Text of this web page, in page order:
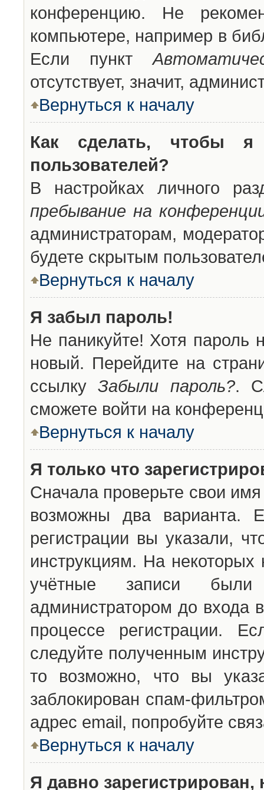
конференцию. Не
компьютере, например в
Если пункт
отсутствует, значит,
Вернуться к началу
Как сделать, чтобы
пользователей?
В настройках личного
пребывание на
администраторам,
будете скрытым
Вернуться к началу
Я забыл пароль!
Не паникуйте! Хотя пароль
новый. Перейдите на
ссылкуЗабыли пароль?.
сможете войти на
Вернуться к началу
Я только что
Сначала проверьте свои
возможны два варианта.
регистрации вы указали,
инструкциям. На
учётные записи были
администратором до входа
процессе регистрации.
следуйте полученным
то возможно, что вы
заблокирован спам-
адрес email, попробуйте
Вернуться к началу
Я давно